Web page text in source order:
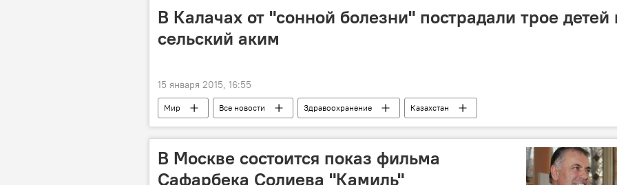
В Калачах от "сонной болезни" пострадали трое детей
сельский аким
15 января 2015, 16:55
Мир Все новости Здравоохранение Казахстан
В Москве состоится показ фильма
Сафарбека Солиева "Камиль"